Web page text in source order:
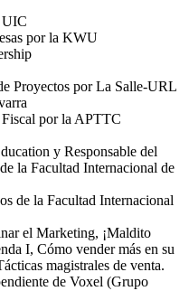
UIC
por la KWU
Proyectos por La Salle-URL
por la APTTC
y Responsable del
la Facultad Internacional de
de la Facultad Internacional
el Marketing, ¡Maldito
I, Cómo vender más en su
magistrales de venta.
de Voxel (Grupo